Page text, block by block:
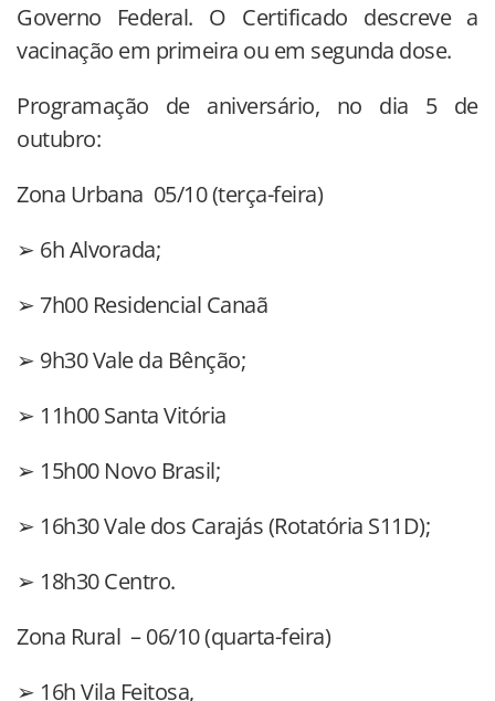
Governo Federal. O Certificado descreve a
vacinação em primeira ou em segunda dose.
Programação de aniversário, no dia 5 de
outubro:
Zona Urbana 05/10 (terça-feira)
➢ 6h Alvorada;
➢ 7h00 Residencial Canaã
➢ 9h30 Vale da Bênção;
➢ 11h00 Santa Vitória
➢ 15h00 Novo Brasil;
➢ 16h30 Vale dos Carajás (Rotatória S11D);
➢ 18h30 Centro.
Zona Rural – 06/10 (quarta-feira)
➢ 16h Vila Feitosa,